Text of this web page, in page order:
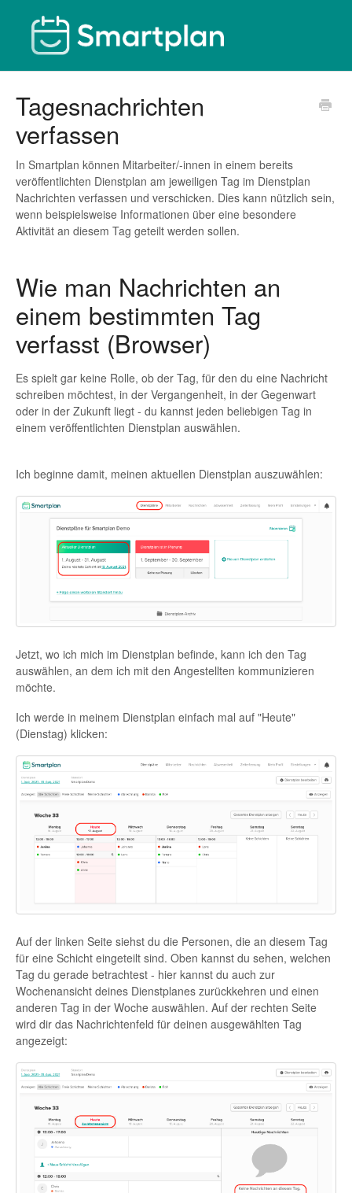
Tagesnachrichten
verfassen
In Smartplan können Mitarbeiter/-innen in einem bereits
veröffentlichten Dienstplan am jeweiligen Tag im Dienstplan
Nachrichten verfassen und verschicken. Dies kann nützlich sein,
wenn beispielsweise Informationen über eine besondere
Aktivität an diesem Tag geteilt werden sollen.
Wie man Nachrichten an
einem bestimmten Tag
verfasst (Browser)
Es spielt gar keine Rolle, ob der Tag, für den du eine Nachricht
schreiben möchtest, in der Vergangenheit, in der Gegenwart
oder in der Zukunft liegt - du kannst jeden beliebigen Tag in
einem veröffentlichten Dienstplan auswählen.
Ich beginne damit, meinen aktuellen Dienstplan auszuwählen:
Jetzt, wo ich mich im Dienstplan befinde, kann ich den Tag
auswählen, an dem ich mit den Angestellten kommunizieren
möchte.
Ich werde in meinem Dienstplan einfach mal auf "Heute"
(Dienstag) klicken:
Auf der linken Seite siehst du die Personen, die an diesem Tag
für eine Schicht eingeteilt sind. Oben kannst du sehen, welchen
Tag du gerade betrachtest - hier kannst du auch zur
Wochenansicht deines Dienstplanes zurückkehren und einen
anderen Tag in der Woche auswählen. Auf der rechten Seite
wird dir das Nachrichtenfeld für deinen ausgewählten Tag
angezeigt: